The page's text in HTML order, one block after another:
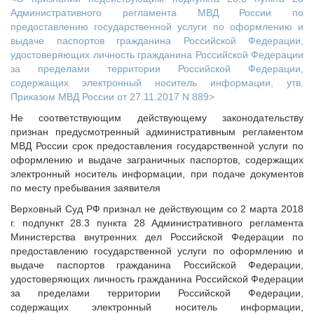
Административного регламента МВД России по
предоставлению государственной услуги по оформлению и
выдаче паспортов гражданина Российской Федерации,
удостоверяющих личность гражданина Российской Федерации
за пределами территории Российской Федерации,
содержащих электронный носитель информации, утв.
Приказом МВД России от 27.11.2017 N 889>
Не соответствующим действующему законодательству
признан предусмотренный административным регламентом
МВД России срок предоставления государственной услуги по
оформлению и выдаче заграничных паспортов, содержащих
электронный носитель информации, при подаче документов
по месту пребывания заявителя
Верховный Суд РФ признал не действующим со 2 марта 2018
г. подпункт 28.3 пункта 28 Административного регламента
Министерства внутренних дел Российской Федерации по
предоставлению государственной услуги по оформлению и
выдаче паспортов гражданина Российской Федерации,
удостоверяющих личность гражданина Российской Федерации
за пределами территории Российской Федерации,
содержащих электронный носитель информации,